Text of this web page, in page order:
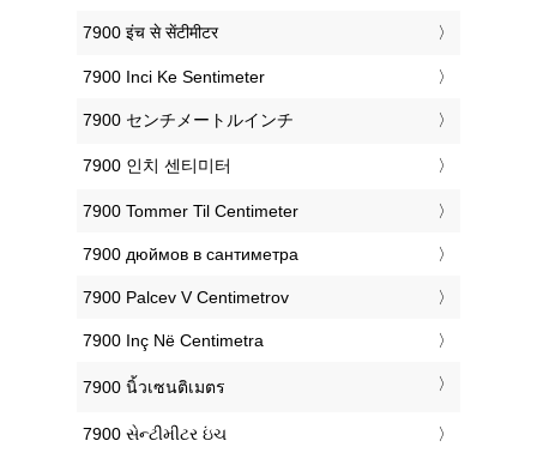
‎7900 इंच से सेंटीमीटर
‎7900 Inci Ke Sentimeter
‎7900 センチメートルインチ
‎7900 인치 센티미터
‎7900 Tommer Til Centimeter
‎7900 дюймов в сантиметра
‎7900 Palcev V Centimetrov
‎7900 Inç Në Centimetra
‎7900 นิ้วเซนติเมตร
‎7900 સેન્ટીમીટર ઇંચ